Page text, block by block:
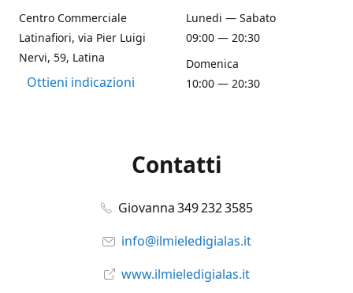
Centro Commerciale
Latinafiori, via Pier Luigi
Nervi, 59, Latina
Ottieni indicazioni
Lunedi — Sabato
09:00 — 20:30
Domenica
10:00 — 20:30
Contatti
Giovanna 349 232 3585
info@ilmieledigialas.it
www.ilmieledigialas.it